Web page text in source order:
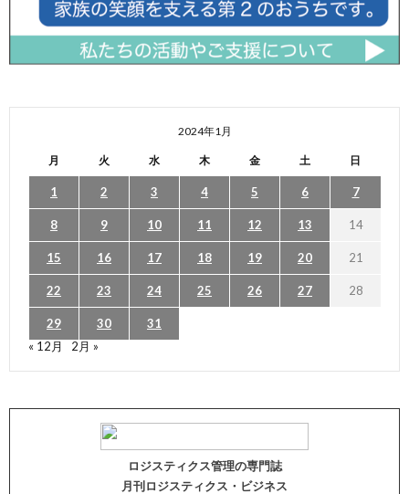
2024年1月
月 火 水 木 金 土 日
1 2 3 4 5 6 7
8 9 10 11 12 13 14
15 16 17 18 19 20 21
22 23 24 25 26 27 28
29 30
31
« 12月
2月 »
ロジスティクス管理の専門誌
月刊ロジスティクス・ビジネス